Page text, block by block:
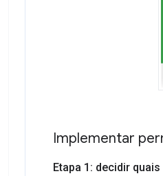
Implementar
Etapa 1: decidir